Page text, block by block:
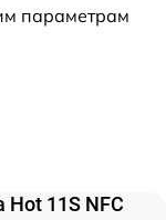
параметрам
11S NFC